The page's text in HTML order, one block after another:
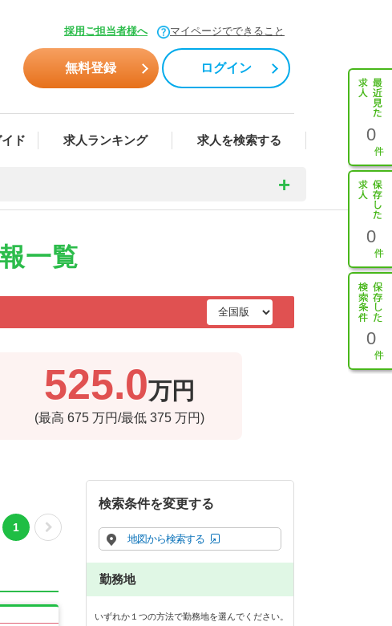
採用ご担当者様へ マイページでできること
無料登録 ログイン
ド 求人ランキング 求人を検索する 0
0
0
一覧
525.0万円
(最高 675 万円/最低 375 万円)
1
検索条件を変更する
地図から検索する
勤務地
いずれか１つの方法で勤務地を選んでください。